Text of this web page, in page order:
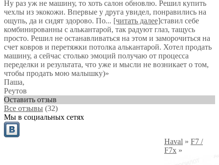
Ну раз уж не машину, то хоть салон обновлю. Решил купить
чехлы из экокожи. Впервые у друга увидел, понравились на
ощупь, да и сидят здорово. По... [читать далее]ставил себе
комбинированны с алькантарой, так радуют глаз, тащусь
просто. Решил не останавливаться на этом и заморочиться на
счет ковров и перетяжки потолка алькантарой. Хотел продать
машину, а сейчас столько эмоций получаю от процесса
переделки и результата, что уже и мысли не возникает о том,
чтобы продать мою малышку)»
Паша,
Реутов
Оставить отзыв
Все отзывы (32)
Мы в социальных сетях
Haval » F7 /
F7x »